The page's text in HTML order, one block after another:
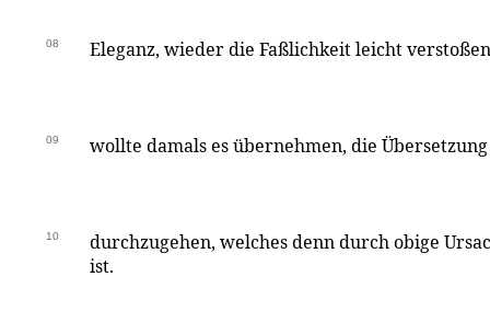
08 Eleganz, wieder die Faßlichkeit leicht
09 wollte damals es übernehmen, die
10
durchzugehen, welches denn durch obige
ist.